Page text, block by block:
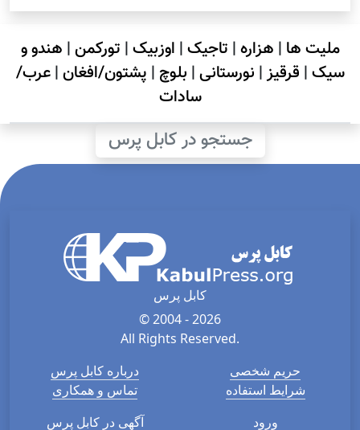
ملیت ها | هزاره| تاجیک| اوزبیک| تورکمن| هندو و
سیک| قرقیز| نورستانی| بلوچ | پشتون/افغان|عرب/
سادات
جستجو در کابل پرس
کابل پرس
© 2004 - 2026
All Rights Reserved.
درباره کابل پرس
تماس و همکاری
حریم شخصی
شرایط استفاده
آگهی در کابل پرس
ورود